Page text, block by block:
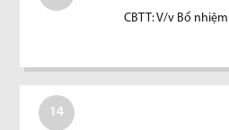
CBTT: V/v Bổ
14